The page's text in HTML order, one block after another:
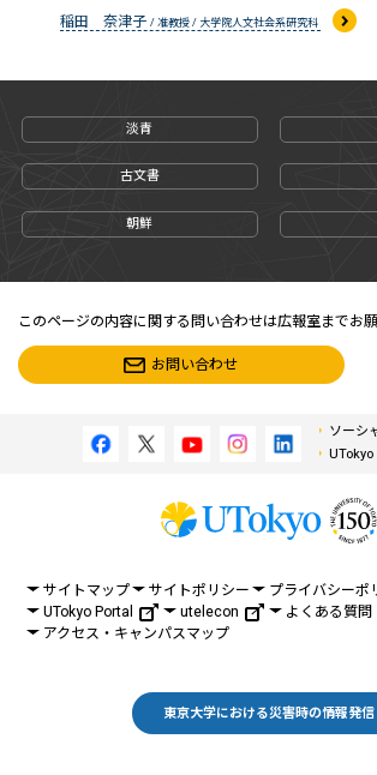
稲田 奈津子 / 准教授 / 大学院人文社会系研究科
淡青
古文書
朝鮮
このページの内容に関する問い合わせは広報室までお願
お問い合わせ
ソーシ
サイトマップ サイトポリシー プライバシーポ
UTokyo Portal
utelecon
よくある質問
アクセス・キャンパスマップ
東京大学における災害時の情報発信